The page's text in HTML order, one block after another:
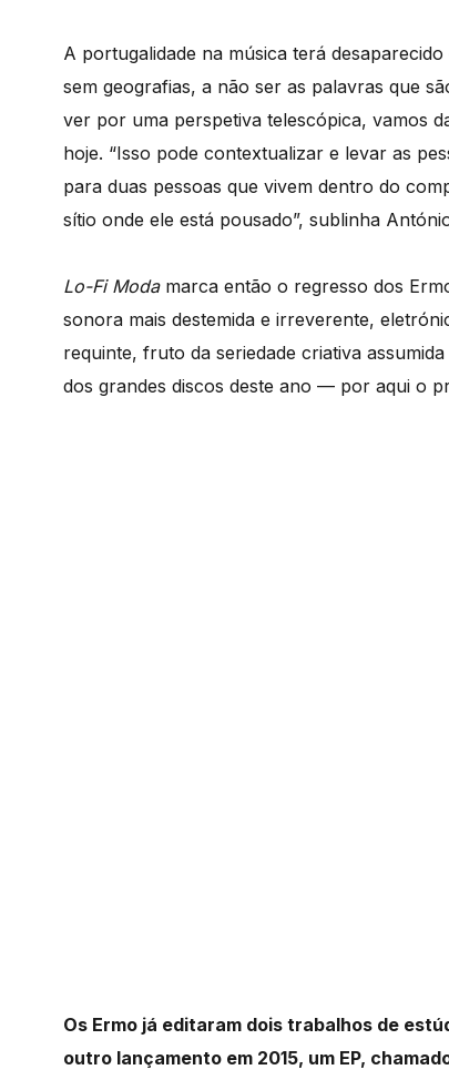
A portugalidade na música terá
sem geografias, a não ser as palavras que
ver por uma perspetiva telescópica, vamos
hoje. “Isso pode contextualizar e levar as
para duas pessoas que vivem dentro do
sítio onde ele está pousado”, sublinha
Lo-Fi Modamarca então o regresso dos
sonora mais destemida e irreverente,
requinte, fruto da seriedade criativa
dos grandes discos deste ano — por aqui o
Os Ermo já editaram dois trabalhos de
outro lançamento em 2015, um EP,